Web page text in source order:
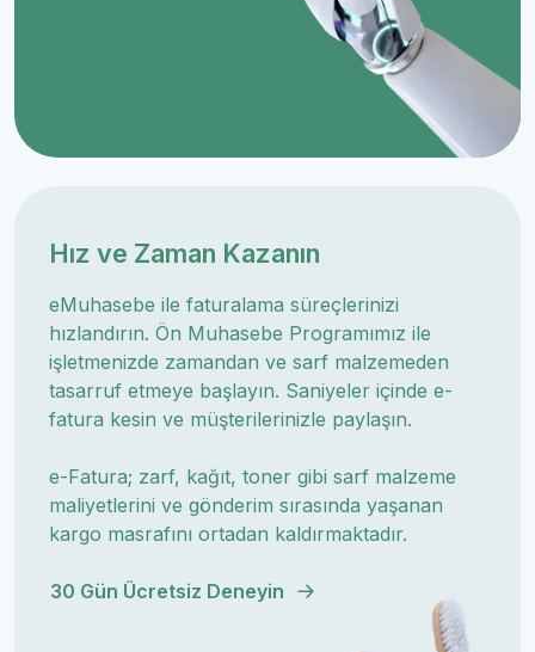
Hız ve Zaman Kazanın
eMuhasebe ile faturalama süreçlerinizi
hızlandırın. Ön Muhasebe Programımız ile
işletmenizde zamandan ve sarf malzemeden
tasarruf etmeye başlayın. Saniyeler içinde e-
fatura kesin ve müşterilerinizle paylaşın.
e-Fatura; zarf, kağıt, toner gibi sarf malzeme
maliyetlerini ve gönderim sırasında yaşanan
kargo masrafını ortadan kaldırmaktadır.
30 Gün Ücretsiz Deneyin